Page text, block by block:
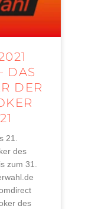
DAS
DER
21.
des
zum 31.
des